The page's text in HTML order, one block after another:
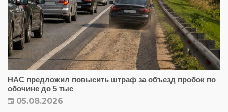
НАС предложил повысить штраф за объезд пробок по
обочине до 5 тыс
05.08.2026